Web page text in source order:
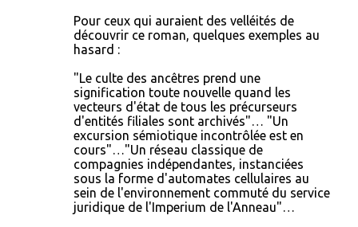
Pour ceux qui auraient des velléités de
découvrir ce roman, quelques exemples au
hasard :
"Le culte des ancêtres prend une
signification toute nouvelle quand les
vecteurs d'état de tous les précurseurs
d'entités filiales sont archivés"… "Un
excursion sémiotique incontrôlée est en
cours"…"Un réseau classique de
compagnies indépendantes, instanciées
sous la forme d'automates cellulaires au
sein de l'environnement commuté du service
juridique de l'Imperium de l'Anneau"…